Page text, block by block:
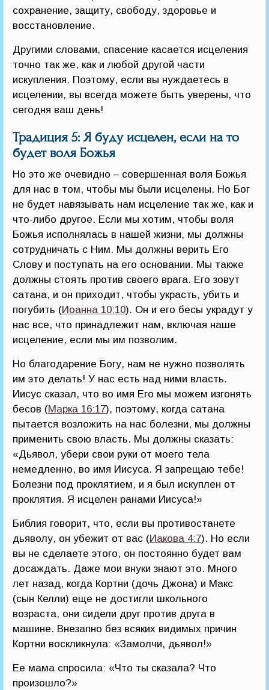
сохранение, защиту, свободу, здоровье и
восстановление.
Другими словами, спасение касается исцеления
точно так же, как и любой другой части
искупления. Поэтому, если вы нуждаетесь в
исцелении, вы всегда можете быть уверены, что
сегодня ваш день!
Традиция 5: Я буду исцелен, если на то
будет воля Божья
Но это же очевидно – совершенная воля Божья
для нас в том, чтобы мы были исцелены. Но Бог
не будет навязывать нам исцеление так же, как и
что-либо другое. Если мы хотим, чтобы воля
Божья исполнялась в нашей жизни, мы должны
сотрудничать с Ним. Мы должны верить Его
Слову и поступать на его основании. Мы также
должны стоять против своего врага. Его зовут
сатана, и он приходит, чтобы украсть, убить и
погубить (Иоанна 10:10). Он и его бесы украдут у
нас все, что принадлежит нам, включая наше
исцеление, если мы им позволим.
Но благодарение Богу, нам не нужно позволять
им это делать! У нас есть над ними власть.
Иисус сказал, что во имя Его мы можем изгонять
бесов (Марка 16:17), поэтому, когда сатана
пытается возложить на нас болезни, мы должны
применить свою власть. Мы должны сказать:
«Дьявол, убери свои руки от моего тела
немедленно, во имя Иисуса. Я запрещаю тебе!
Болезни под проклятием, и я был искуплен от
проклятия. Я исцелен ранами Иисуса!»
Библия говорит, что, если вы противостанете
дьяволу, он убежит от вас (Иакова 4:7). Но если
вы не сделаете этого, он постоянно будет вам
досаждать. Даже мои внуки знают это. Много
лет назад, когда Кортни (дочь Джона) и Макс
(сын Келли) еще не достигли школьного
возраста, они сидели друг против друга в
машине. Внезапно без всяких видимых причин
Кортни воскликнула: «Замолчи, дьявол!»
Ее мама спросила: «Что ты сказала? Что
произошло?»